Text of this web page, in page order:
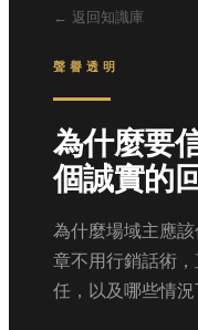
← 返回知識庫
聲譽透明
為什麼要
個誠實的
為什麼場域主應
章不用行銷話術
任，以及哪些情況